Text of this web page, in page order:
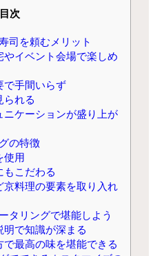
目次
司を頼むメリット
イベント会場で楽しめ
で手間いらず
られる
ニケーションが盛り上が
の特徴
使用
もこだわる
京料理の要素を取り入れ
タリングで堪能しよう
で知識が深まる
最高の味を堪能できる